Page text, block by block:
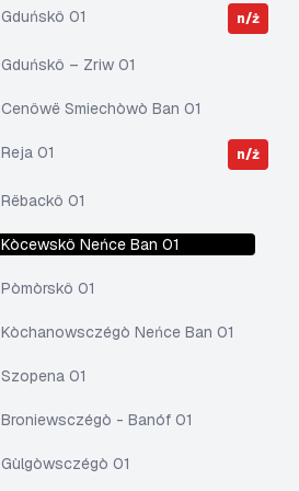
Gduńskô 01 n/ż
Gduńskô – Zriw 01
Cenôwë Smiechòwò Ban 01
Reja 01 n/ż
Rëbackô 01
Kòcewskô Neńce Ban 01
Pòmòrskô 01
Kòchanowsczégò Neńce Ban 01
Szopena 01
Broniewsczégò - Banóf 01
Gùlgòwsczégò 01